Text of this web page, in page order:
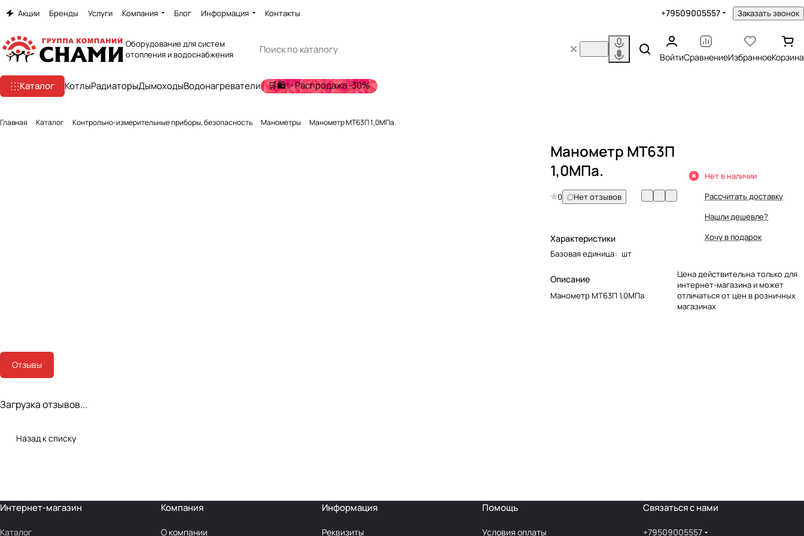
Акции Бренды Услуги Компания Блог Информация Контакты +79509005557 Заказать звонок
Оборудование для систем
отопления и водоснабжения
ВойтиСравнениеИзбранноеКорзина
Каталог КотлыРадиаторыДымоходыВодонагреватели 🛒🛍️✨ Распродажа -30%
Главная Каталог Контрольно-измерительные приборы, безопасность Манометры Манометр МТ63П 1,0МПа.
Манометр МТ63П
1,0МПа.
0 Нет отзывов
Характеристики
Базовая единица: шт
Описание
Манометр МТ63П 1,0МПа
Нет в наличии
Рассчитать доставку
Нашли дешевле?
Хочу в подарок
Цена действительна только для
интернет-магазина и может
отличаться от цен в розничных
магазинах
Отзывы
Загрузка отзывов...
Назад к списку
Интернет-магазин
Каталог
Компания
О компании
Информация
Реквизиты
Помощь
Условия оплаты
Связаться с нами
+79509005557